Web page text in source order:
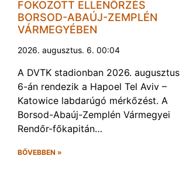
FOKOZOTT ELLENŐRZÉS
BORSOD-ABAÚJ-ZEMPLÉN
VÁRMEGYÉBEN
2026. augusztus. 6. 00:04
A DVTK stadionban 2026. augusztus
6-án rendezik a Hapoel Tel Aviv –
Katowice labdarúgó mérkőzést. A
Borsod-Abaúj-Zemplén Vármegyei
Rendőr-főkapitán…
BŐVEBBEN »